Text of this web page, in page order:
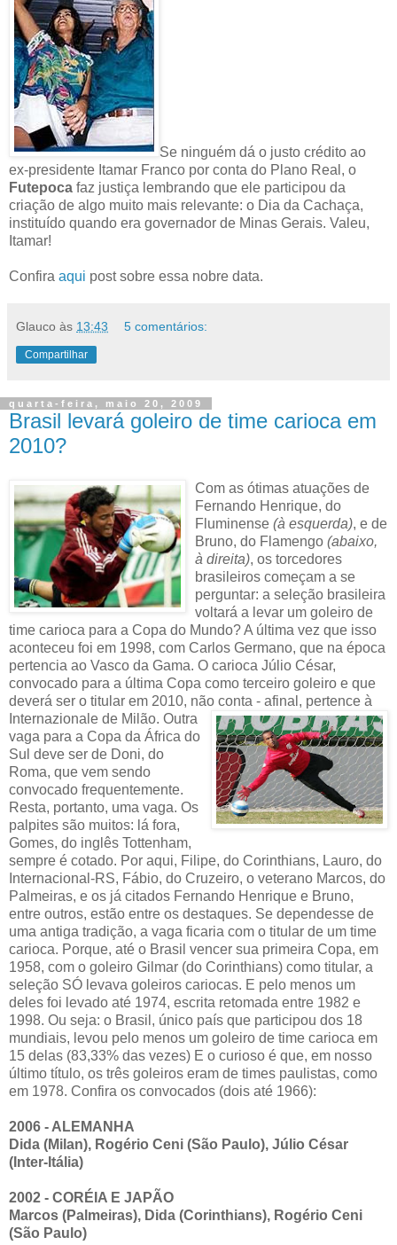
Se ninguém dá o justo crédito ao
ex-presidente Itamar Franco por conta do Plano Real, o
Futepoca faz justiça lembrando que ele participou da
criação de algo muito mais relevante: o Dia da Cachaça,
instituído quando era governador de Minas Gerais. Valeu,
Itamar!
Confira aqui post sobre essa nobre data.
Glauco às 13:43 5 comentários:
Compartilhar
quarta-feira, maio 20, 2009
Brasil levará goleiro de time carioca em
2010?
Com as ótimas atuações de
Fernando Henrique, do
Fluminense (à esquerda), e de
Bruno, do Flamengo (abaixo,
à direita), os torcedores
brasileiros começam a se
perguntar: a seleção brasileira
voltará a levar um goleiro de
time carioca para a Copa do Mundo? A última vez que isso
aconteceu foi em 1998, com Carlos Germano, que na época
pertencia ao Vasco da Gama. O carioca Júlio César,
convocado para a última Copa como terceiro goleiro e que
deverá ser o titular em 2010, não conta - afinal, pertence à
Internazionale de Milão. Outra
vaga para a Copa da África do
Sul deve ser de Doni, do
Roma, que vem sendo
convocado frequentemente.
Resta, portanto, uma vaga. Os
palpites são muitos: lá fora,
Gomes, do inglês Tottenham,
sempre é cotado. Por aqui, Filipe, do Corinthians, Lauro, do
Internacional-RS, Fábio, do Cruzeiro, o veterano Marcos, do
Palmeiras, e os já citados Fernando Henrique e Bruno,
entre outros, estão entre os destaques. Se dependesse de
uma antiga tradição, a vaga ficaria com o titular de um time
carioca. Porque, até o Brasil vencer sua primeira Copa, em
1958, com o goleiro Gilmar (do Corinthians) como titular, a
seleção SÓ levava goleiros cariocas. E pelo menos um
deles foi levado até 1974, escrita retomada entre 1982 e
1998. Ou seja: o Brasil, único país que participou dos 18
mundiais, levou pelo menos um goleiro de time carioca em
15 delas (83,33% das vezes) E o curioso é que, em nosso
último título, os três goleiros eram de times paulistas, como
em 1978. Confira os convocados (dois até 1966):
2006 - ALEMANHA
Dida (Milan), Rogério Ceni (São Paulo), Júlio César
(Inter-Itália)
2002 - CORÉIA E JAPÃO
Marcos (Palmeiras), Dida (Corinthians), Rogério Ceni
(São Paulo)